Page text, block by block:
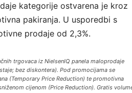
kategorije ostvarena je kroz
pakiranja. U usporedbi s
prodaje od 2,3%.
trgovaca iz NielsenIQ panela maloprodaje
bez diskontera). Pod promocijama se
(Temporary Price Reduction) te promotivna
cijenom (Price Reduction). Gratis